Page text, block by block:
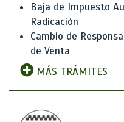
Baja de Impuesto
Radicación
Cambio de
de Venta
MÁS TRÁMITES